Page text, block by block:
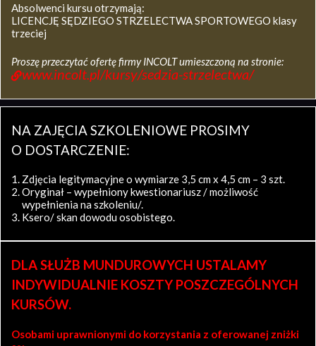
Absolwenci kursu otrzymają:
LICENCJĘ SĘDZIEGO STRZELECTWA SPORTOWEGO klasy
trzeciej
Proszę przeczytać ofertę firmy INCOLT umieszczoną na stronie:
www.incolt.pl/kursy/sedzia-strzelectwa/
NA ZAJĘCIA SZKOLENIOWE PROSIMY
O DOSTARCZENIE:
Zdjęcia legitymacyjne o wymiarze 3,5 cm x 4,5 cm – 3 szt.
Oryginał – wypełniony kwestionariusz / możliwość
wypełnienia na szkoleniu/.
Ksero/ skan dowodu osobistego.
DLA SŁUŻB MUNDUROWYCH USTALAMY
INDYWIDUALNIE KOSZTY POSZCZEGÓLNYCH
KURSÓW.
Osobami uprawnionymi do korzystania z oferowanej zniżki